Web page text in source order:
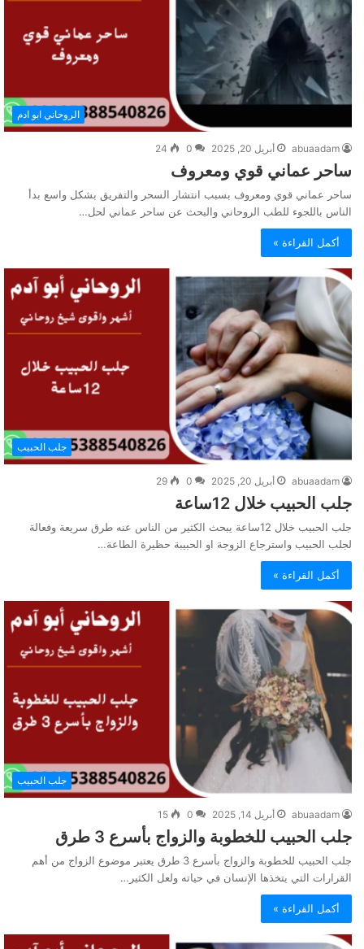
الروحاني ابو ادم
abuaadam أبريل 20, 2025 0
24
ساحر عماني قوي ومعروف
ساحر عماني قوي ومعروف بسبب انتشار السحر والتفريق بشكل واسع بدأ
الناس باللجوء للطب الروحاني والبحث عن ساحر عماني لحل…
أكمل القراءة »
جلب الحبيب
abuaadam أبريل 20, 2025 0
29
جلب الحبيب خلال 12ساعة
جلب الحبيب خلال 12ساعة يبحث الكثير من الناس عنه طرق سريعة وفعالة
لجلب الحبيب واسترجاع الزوجة او الحبيبة حظيرة الطاعة…
أكمل القراءة »
جلب الحبيب
abuaadam أبريل 14, 2025 0
15
جلب الحبيب للخطوبة والزواج بأسرع 3 طرق
جلب الحبيب للخطوبة والزواج بأسرع 3 طرق يعتبر موضوع الزواج من أهم
القرارات التي يتخذها الإنسان في حياته ولعل الكثير…
أكمل القراءة »